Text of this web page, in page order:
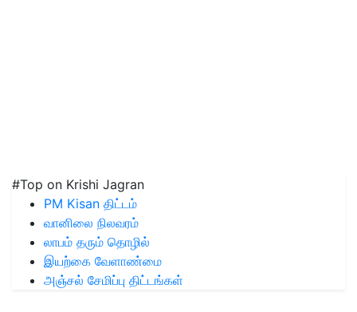
#Top on Krishi Jagran
PM Kisan திட்டம்
வானிலை நிலவரம்
லாபம் தரும் தொழில்
இயற்கை வேளாண்மை
அஞ்சல் சேமிப்பு திட்டங்கள்